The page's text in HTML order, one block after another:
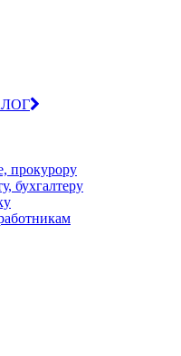
прокурору
бухгалтеру